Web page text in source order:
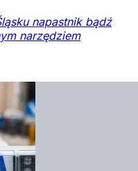
napastnik bądź
narzędziem